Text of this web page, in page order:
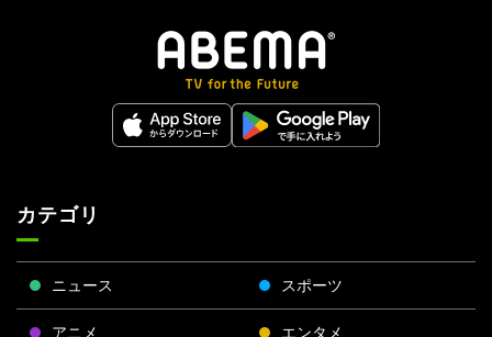
カテゴリ
ニュース スポーツ
アニメ エンタメ